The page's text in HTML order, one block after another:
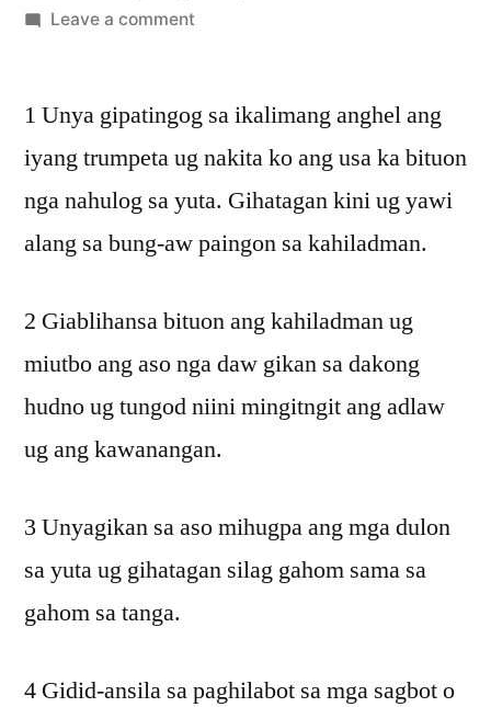
by
Leave a commenton
1 Unya gipatingog sa ikalimang anghel ang
iyang trumpeta ug nakita ko ang usa ka bituon
nga nahulog sa yuta. Gihatagan kini ug yawi
alang sa bung-aw paingon sa kahiladman.
2 Giablihansa bituon ang kahiladman ug
miutbo ang aso nga daw gikan sa dakong
hudno ug tungod niini mingitngit ang adlaw
ug ang kawanangan.
3 Unyagikan sa aso mihugpa ang mga dulon
sa yuta ug gihatagan silag gahom sama sa
gahom sa tanga.
4 Gidid-ansila sa paghilabot sa mga sagbot o